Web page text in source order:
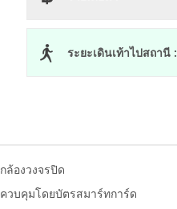
ระยะเดินเท้าไปสถานี :
กล้องวงจรปิด
ควบคุมโดยบัตรสมาร์ทการ์ด